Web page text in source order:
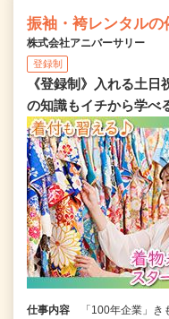
振袖・袴レンタルの
株式会社アニバーサリー
登録制
《登録制》入れる土
の知識もイチから学べ
仕事内容
「100年企業」